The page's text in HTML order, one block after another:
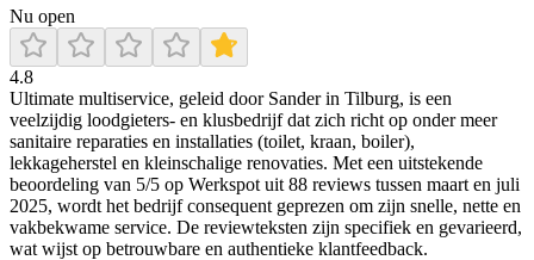
Nu open
4.8
Ultimate multiservice, geleid door Sander in Tilburg, is een
veelzijdig loodgieters- en klusbedrijf dat zich richt op onder meer
sanitaire reparaties en installaties (toilet, kraan, boiler),
lekkageherstel en kleinschalige renovaties. Met een uitstekende
beoordeling van 5/5 op Werkspot uit 88 reviews tussen maart en juli
2025, wordt het bedrijf consequent geprezen om zijn snelle, nette en
vakbekwame service. De reviewteksten zijn specifiek en gevarieerd,
wat wijst op betrouwbare en authentieke klantfeedback.